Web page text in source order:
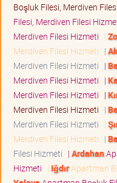
Boşluk Filesi, Merdiven
Filesi, Merdiven Filesi
Merdiven Filesi Hizmeti |
Merdiven Filesi Hizmeti |
Merdiven Filesi Hizmeti |
Merdiven Filesi Hizmeti |
Merdiven Filesi Hizmeti |
Merdiven Filesi Hizmeti |
Merdiven Filesi Hizmeti |
Merdiven Filesi Hizmeti |
Filesi Hizmeti | Ardahan
Hizmeti | IğdırApartman